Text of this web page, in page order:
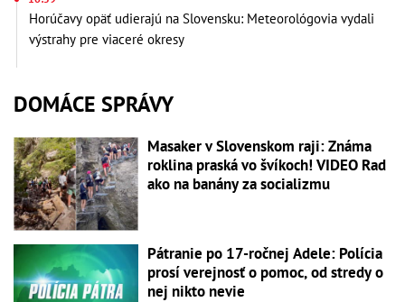
Horúčavy opäť udierajú na Slovensku: Meteorológovia vydali
výstrahy pre viaceré okresy
DOMÁCE SPRÁVY
Masaker v Slovenskom raji: Známa
roklina praská vo švíkoch! VIDEO Rad
ako na banány za socializmu
Pátranie po 17-ročnej Adele: Polícia
prosí verejnosť o pomoc, od stredy o
nej nikto nevie